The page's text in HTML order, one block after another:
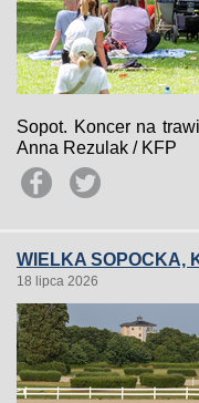
Sopot. Koncer na
Anna Rezulak / KFP
WIELKA SOPOCKA,
18 lipca 2026